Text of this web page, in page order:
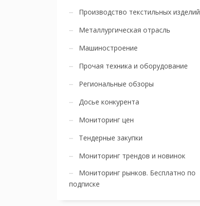
Производство текстильных изделий
Металлургическая отрасль
Машиностроение
Прочая техника и оборудование
Региональные обзоры
Досье конкурента
Мониторинг цен
Тендерные закупки
Мониторинг трендов и новинок
Мониторинг рынков. Бесплатно по
подписке